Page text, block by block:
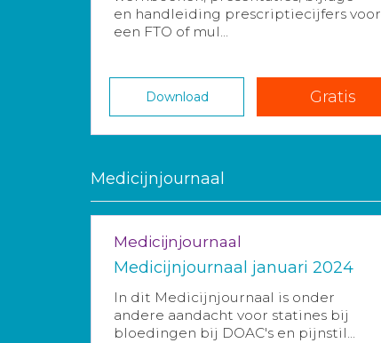
en handleiding prescriptiecijfers voor
een FTO of mul...
Download Gratis
Medicijnjournaal
Medicijnjournaal
Medicijnjournaal januari 2024
In dit Medicijnjournaal is onder
andere aandacht voor statines bij
bloedingen bij DOAC's en pijnstil...